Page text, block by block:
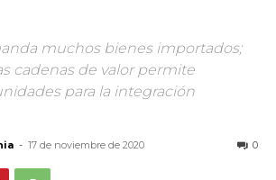
muchos bienes importados;
cadenas de valor permite
para la integración
- 17 de noviembre de 2020 0